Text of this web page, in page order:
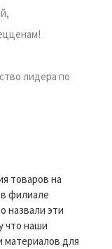
лидера по
товаров на
филиале
назвали эти
что наши
материалов для